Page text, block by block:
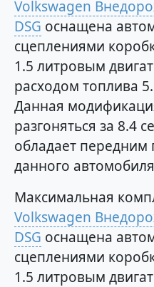
Volkswagen
DSG оснащена
сцеплениями
1.5 литровым
расходом топлива
Данная
разгоняться за 8.4
обладает
данного
Максимальная
Volkswagen
DSG оснащена
сцеплениями
1.5 литровым